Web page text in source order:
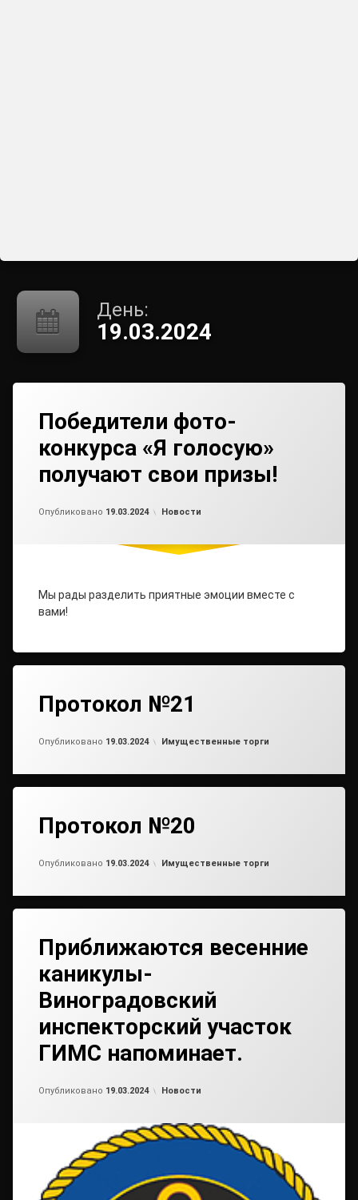
День:
19.03.2024
Победители фото-
конкурса «Я голосую»
получают свои призы!
Опубликовано 19.03.2024 Рубрики:
Новости
Мы рады разделить приятные эмоции вместе с
вами!
Протокол №21
Опубликовано 19.03.2024 Рубрики:
Имущественные торги
Протокол №20
Опубликовано 19.03.2024 Рубрики:
Имущественные торги
Приближаются весенние
каникулы-
Виноградовский
инспекторский участок
ГИМС напоминает.
Опубликовано 19.03.2024 Рубрики:
Новости